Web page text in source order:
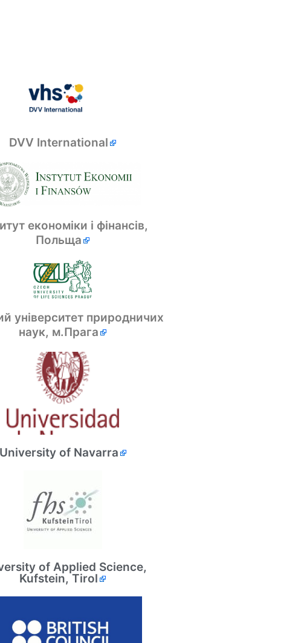
DVV International
економіки і фінансів,
Польща
університет природничих
наук, м.Прага
University of Navarra
of Applied Science,
Kufstein, Tirol